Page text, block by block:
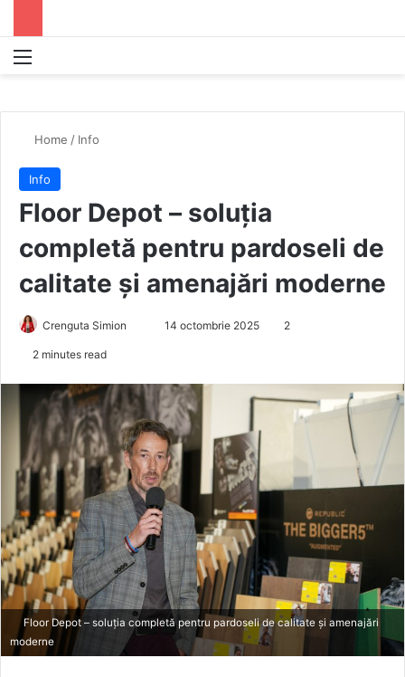
Home / Info
Info
Floor Depot – soluția
completă pentru pardoseli de
calitate și amenajări moderne
Crenguta Simion
d
n
e
m
a
i
l
14 octombrie 2025 2
2 minutes read
Floor Depot – soluția completă pentru pardoseli de calitate și amenajări
moderne